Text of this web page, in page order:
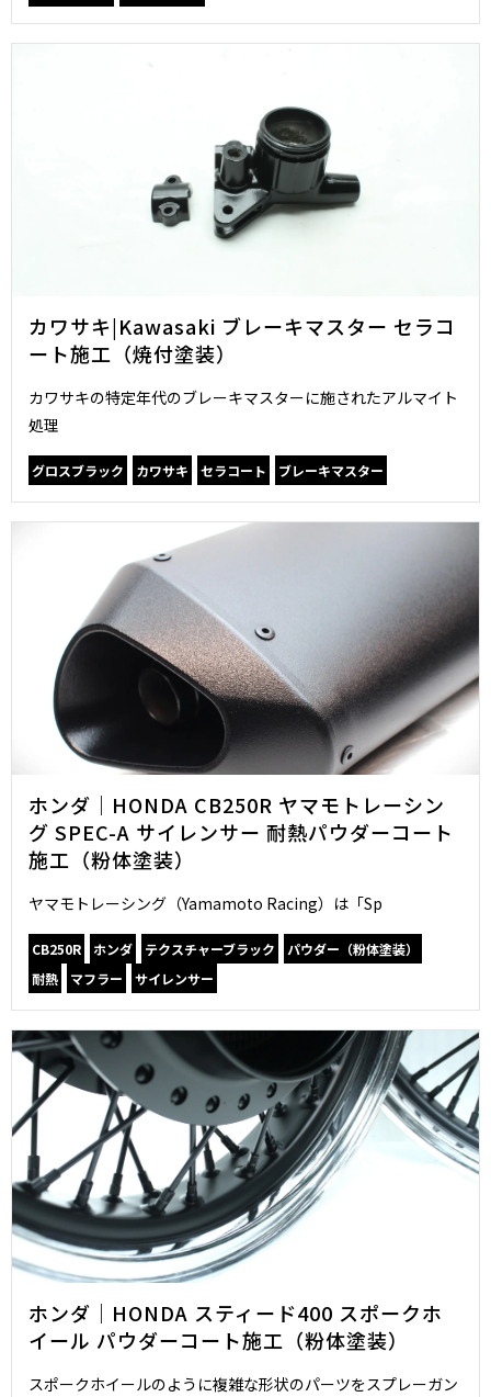
カワサキ|Kawasaki ブレーキマスター セラコ
ート施工（焼付塗装）
カワサキの特定年代のブレーキマスターに施されたアルマイト
処理
グロスブラック カワサキ セラコート ブレーキマスター
ホンダ｜HONDA CB250R ヤマモトレーシン
グ SPEC-A サイレンサー 耐熱パウダーコート
施工（粉体塗装）
ヤマモトレーシング（Yamamoto Racing）は「Sp
CB250R ホンダ テクスチャーブラック
パウダー（粉体塗装）
耐熱
マフラー サイレンサー
ホンダ｜HONDA スティード400 スポークホ
イール パウダーコート施工（粉体塗装）
スポークホイールのように複雑な形状のパーツをスプレーガン